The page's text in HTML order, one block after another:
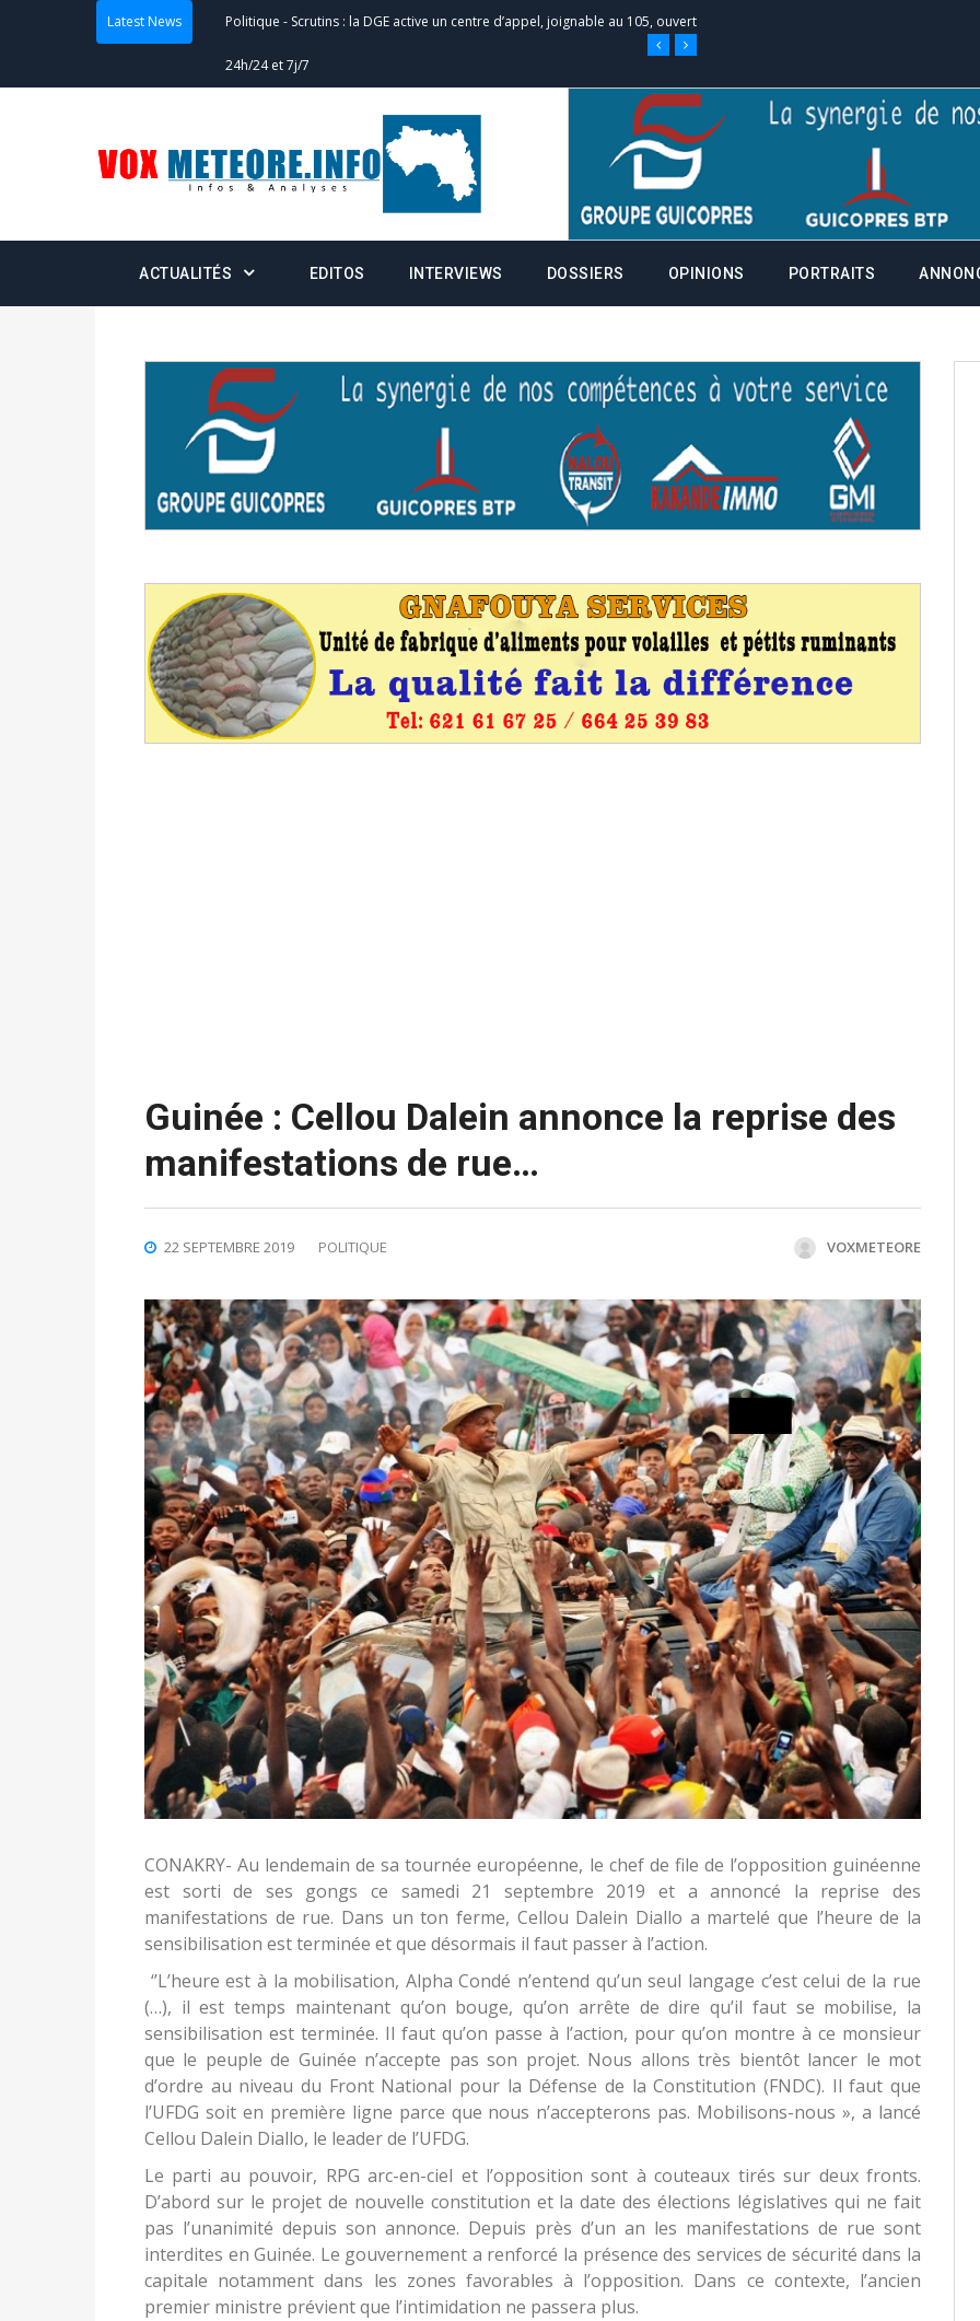
Latest News
Double scrutin du 31 mai : fin des campagnes ce jeudi 28 mai à
minuit
Communiqué relatif à la délivrance de la fiche de procuration
Politique-Convocation des membres des Commissions Administratives de
Centralisation des Votes (CACV) à une prestation de serment et à une
formation
Politique-Candidats : désignez vos représentants aux CACV (centralisation
Double scrutin du 31 mai : retrait des cartes d’électeurs possible
du 16 au 31 mai 2026
Délégués de bureaux de vote : vos informations à transmettre
avant le 16 mai 2026 à 16h
statistiques des législatives et communales : ce 4 juin à 18h
Politique-Suite de la publication des résultats partiels des élections de mai
ce 03 juin à 14h
Politique-Suite de la publication des résultats partiels des élections de mai
ACTUALITÉS EDITOS INTERVIEWS DOSSIERS OPINIONS PORTRAITS
Guinée : Cellou Dalein annonce la reprise des
manifestations de rue…
22 SEPTEMBRE 2019 POLITIQUE VOXMETEORE
CONAKRY- Au lendemain de sa tournée européenne, le chef de file de l’opposition guinéenne
est sorti de ses gongs ce samedi 21 septembre 2019 et a annoncé la reprise des
manifestations de rue. Dans un ton ferme, Cellou Dalein Diallo a martelé que l’heure de la
sensibilisation est terminée et que désormais il faut passer à l’action.
‘’L’heure est à la mobilisation, Alpha Condé n’entend qu’un seul langage c’est celui de la rue
(…), il est temps maintenant qu’on bouge, qu’on arrête de dire qu’il faut se mobilise, la
sensibilisation est terminée. Il faut qu’on passe à l’action, pour qu’on montre à ce monsieur
que le peuple de Guinée n’accepte pas son projet. Nous allons très bientôt lancer le mot
d’ordre au niveau du Front National pour la Défense de la Constitution (FNDC). Il faut que
l’UFDG soit en première ligne parce que nous n’accepterons pas. Mobilisons-nous », a lancé
Cellou Dalein Diallo, le leader de l’UFDG.
Le parti au pouvoir, RPG arc-en-ciel et l’opposition sont à couteaux tirés sur deux fronts.
D’abord sur le projet de nouvelle constitution et la date des élections législatives qui ne fait
pas l’unanimité depuis son annonce. Depuis près d’un an les manifestations de rue sont
interdites en Guinée. Le gouvernement a renforcé la présence des services de sécurité dans la
capitale notamment dans les zones favorables à l’opposition. Dans ce contexte, l’ancien
premier ministre prévient que l’intimidation ne passera plus.